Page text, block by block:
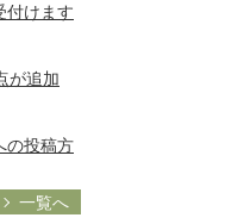
付けます
が追加
の投稿方
一覧へ